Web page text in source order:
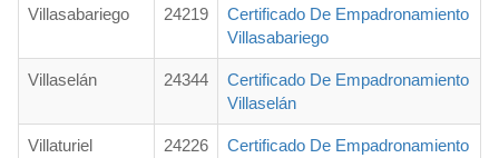
Villasabariego 24219
Certificado De Empadronamiento
Villasabariego
Villaselán 24344
Certificado De Empadronamiento
Villaselán
Villaturiel 24226
Certificado De Empadronamiento